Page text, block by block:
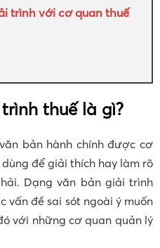
trình với cơ quan thuế
thuế là gì?
bản hành chính được cơ
để giải thích hay làm rõ
Dạng văn bản giải trình
vấn đề sai sót ngoài ý muốn
với những cơ quan quản lý